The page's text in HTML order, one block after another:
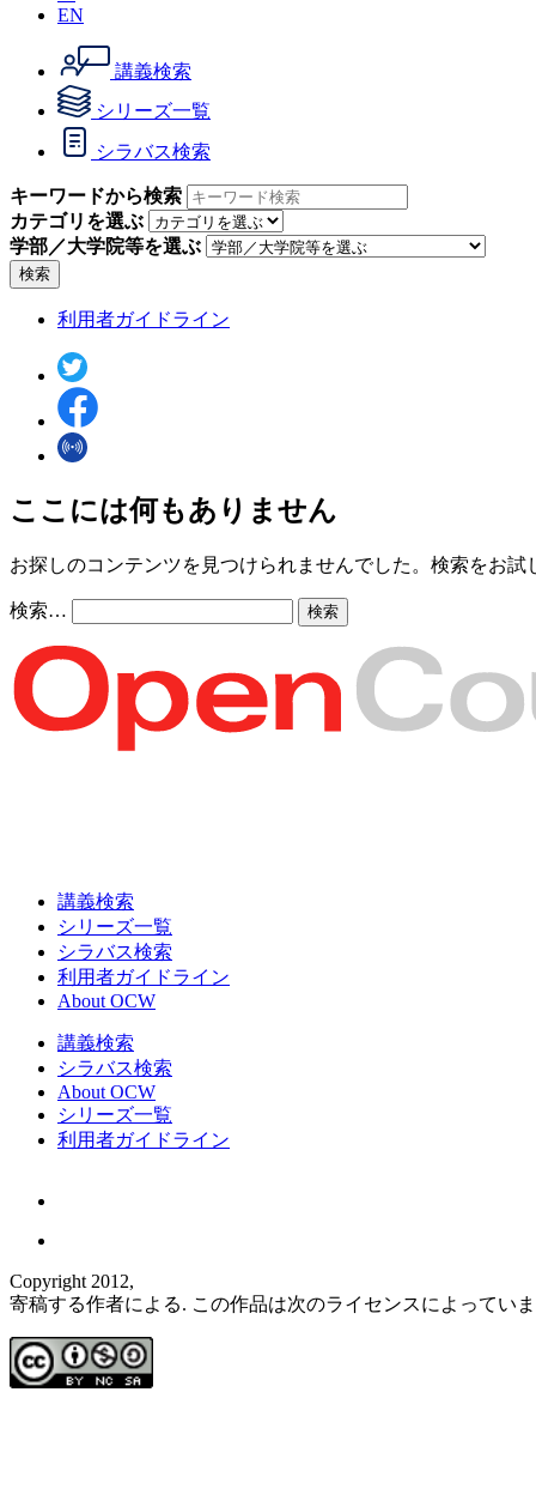
EN
講義検索
シリーズ一覧
シラバス検索
キーワードから検索
カテゴリを選ぶ
学部／大学院等を選ぶ
検索
利用者ガイドライン
ここには何もありません
お探しのコンテンツを見つけられませんでした。検索をお試
検索…
講義検索
シリーズ一覧
シラバス検索
利用者ガイドライン
About OCW
講義検索
シラバス検索
About OCW
シリーズ一覧
利用者ガイドライン
Copyright 2012,
寄稿する作者による. この作品は次のライセンスによってい